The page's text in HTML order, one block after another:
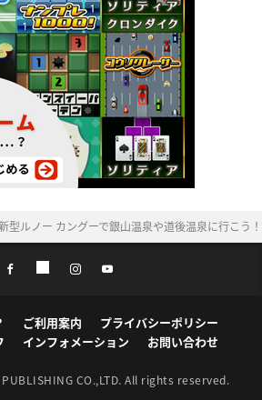
型ルノー カングーで銀山温泉や道後温泉に行こ
ご利用案内
プライバシーポリシー
インフォメーション お問い合わせ
CO.,LTD. All rights reserved.